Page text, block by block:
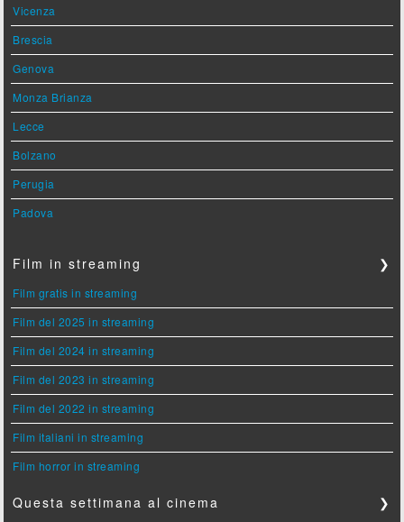
Vicenza
Brescia
Genova
Monza Brianza
Lecce
Bolzano
Perugia
Padova
Film in streaming ❯
Film gratis in streaming
Film del 2025 in streaming
Film del 2024 in streaming
Film del 2023 in streaming
Film del 2022 in streaming
Film italiani in streaming
Film horror in streaming
Questa settimana al cinema ❯